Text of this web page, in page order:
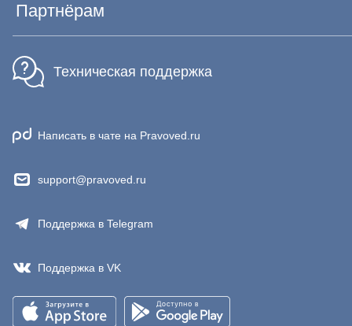
Партнёрам
Техническая поддержка
Написать в чате на Pravoved.ru
support@pravoved.ru
Поддержка в Telegram
Поддержка в VK